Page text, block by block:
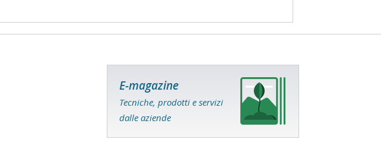
E-magazine
Tecniche, prodotti e servizi
dalle aziende